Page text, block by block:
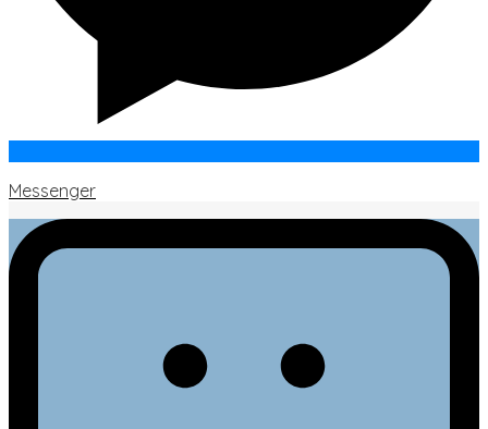
Messenger